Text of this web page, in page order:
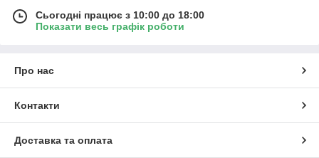
Сьогодні працює з 10:00 до 18:00
Показати весь графік роботи
Про нас
Контакти
Доставка та оплата